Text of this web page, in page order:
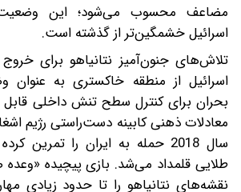
مضاعف محسوب می‌شود؛ این وضعیت
اسرائیل خشمگین‌تر از گذشته است.
تلاش‌های جنون‌آمیز نتانیاهو برای
اسرائیل از منطقه خاکستری به عنوان
بحران برای کنترل سطح تنش داخلی
معادلات ذهنی کابینه دست‌راستی رژیم
سال 2018 حمله به ایران را
طلایی قلمداد می‌شد. بازی پیچیده
نقشه‌های نتانیاهو را تا حدود زیادی